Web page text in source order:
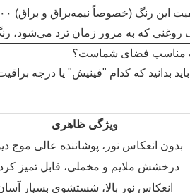
این رنگ (خصوصاً نیمه‌براق و براق) ۱۰۰٪ قابل شستشو هستند.
روغنی که به مرور زمان ترد می‌شود،
یک مناسب فضای شماست؟
باید بدانید که کدام "فینیش" یا درجه
ویژگی ظاهری
بدون انعکاس نور، پوشاننده عالی موج
درخشش ملایم و مخملی، قابل تمیز
انعکاس نور بالا، شستشوی بسیار